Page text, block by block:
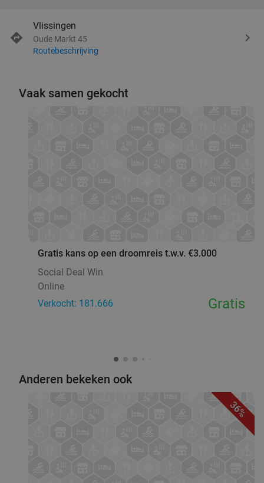
Vlissingen
Oude Markt 45
Routebeschrijving
Vaak samen gekocht
Gratis kans op een droomreis t.w.v. €3.000
Social Deal Win
Online
Verkocht: 181.666
Gratis
Anderen bekeken ook
36%